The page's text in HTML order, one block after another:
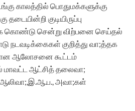
காலத்தில் பொதுமக்களுக்கு
குடியிருப்பு
கொண்டு சென்று விற்பனை செய்தல்
நடவடிக்கைகள் குறித்து வா;த்தக
ஆலோசனை கூட்டம்
மாவட்ட ஆட்சித் தலைவா;
அவா;கள்